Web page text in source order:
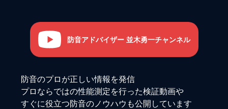
防音アドバイザー 並木勇一チャンネル
防音のプロが正しい情報を発信
プロならではの性能測定を行った検証動画や
すぐに役立つ防音のノウハウも公開しています